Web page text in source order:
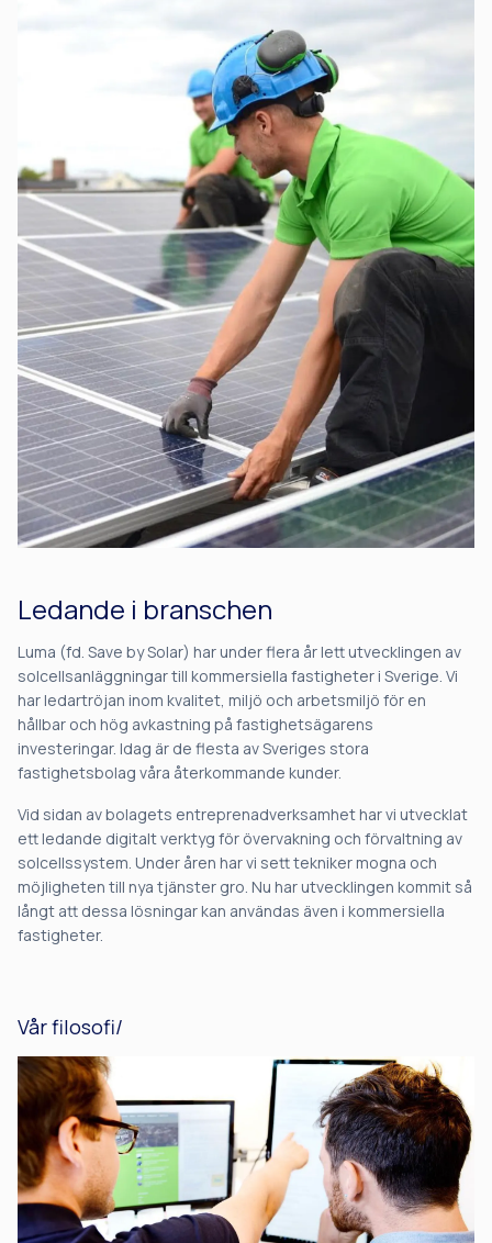
Ledande i branschen
Luma (fd. Save by Solar) har under flera år lett utvecklingen av
solcellsanläggningar till kommersiella fastigheter i Sverige. Vi
har ledartröjan inom kvalitet, miljö och arbetsmiljö för en
hållbar och hög avkastning på fastighetsägarens
investeringar. Idag är de flesta av Sveriges stora
fastighetsbolag våra återkommande kunder.
Vid sidan av bolagets entreprenadverksamhet har vi utvecklat
ett ledande digitalt verktyg för övervakning och förvaltning av
solcellssystem. Under åren har vi sett tekniker mogna och
möjligheten till nya tjänster gro. Nu har utvecklingen kommit så
långt att dessa lösningar kan användas även i kommersiella
fastigheter.
Vår filosofi/